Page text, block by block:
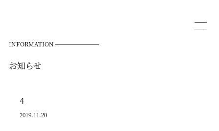
INFORMATION
お知らせ
4
2019.11.20